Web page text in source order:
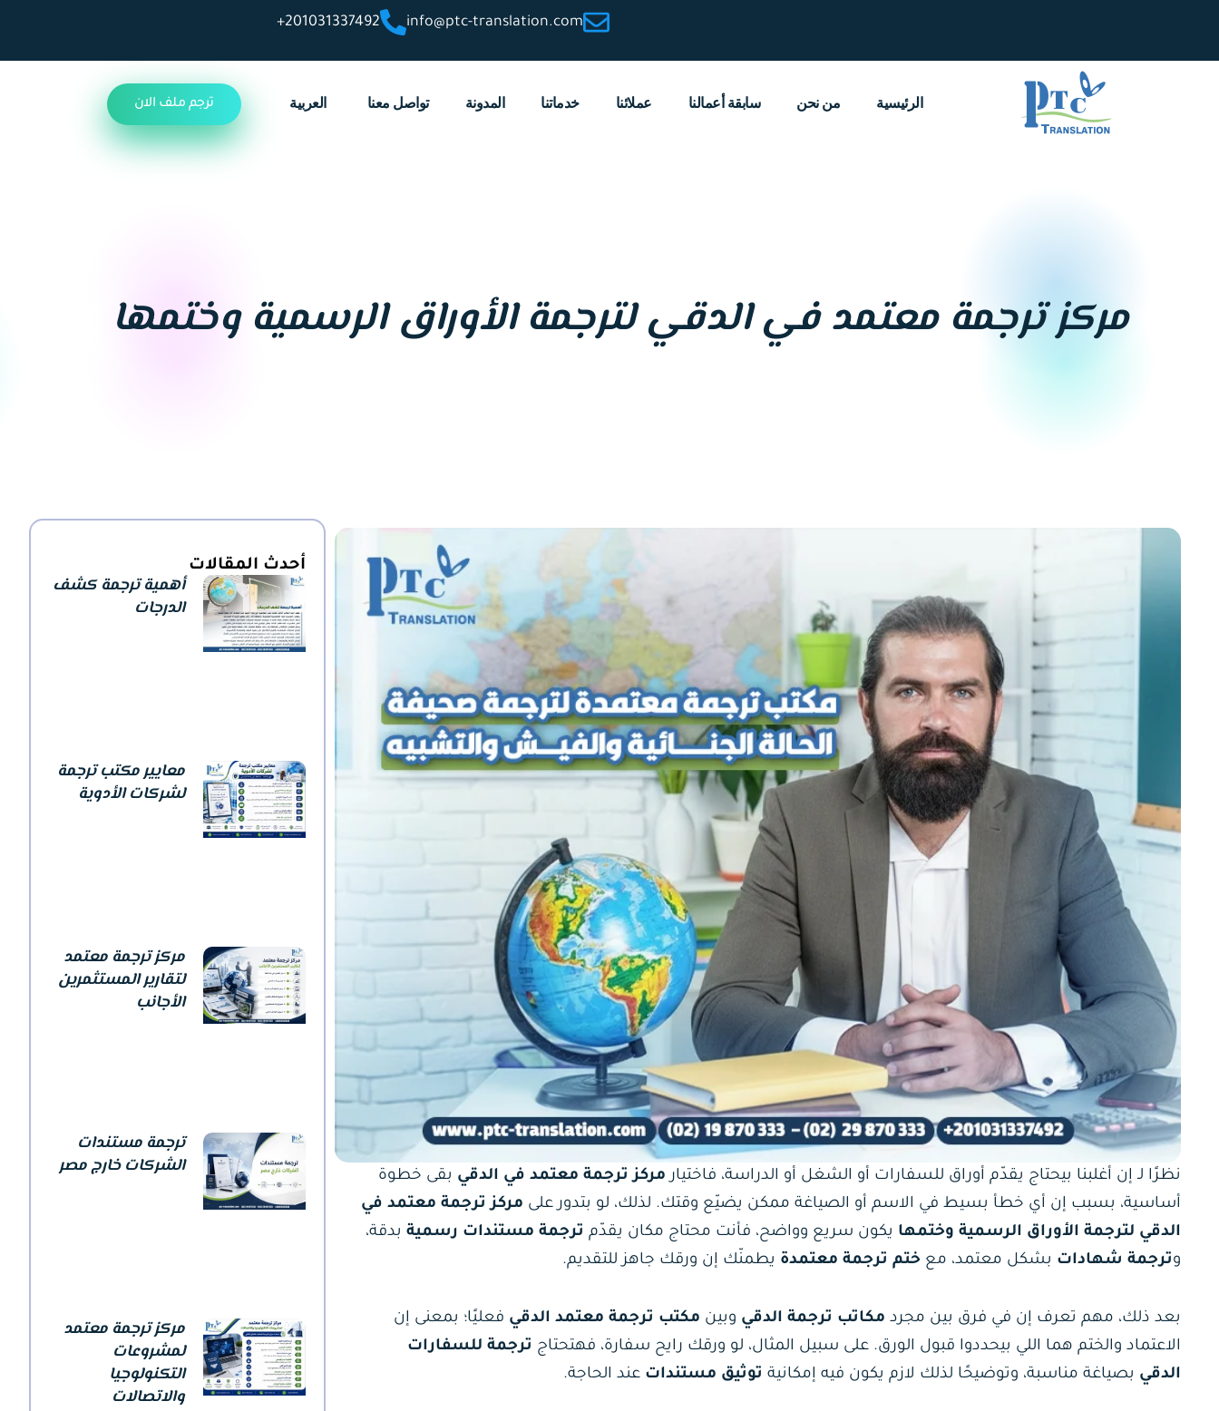
info@ptc-translation.com
201031337492+
الرئيسية من نحن سابقة أعمالنا عملائنا خدماتنا المدونة تواصل معنا العربية ترجم ملف الان
مركز ترجمة معتمد في الدقي لترجمة الأوراق الرسمية وختمها
أحدث المقالات
أهمية ترجمة كشف
الدرجات
معايير مكتب ترجمة
لشركات الأدوية
مركز ترجمة معتمد
لتقارير المستثمرين
الأجانب
ترجمة مستندات
الشركات خارج مصر
مركز ترجمة معتمد
لمشروعات
التكنولوجيا
والاتصالات
نظرًا لـ إن أغلبنا بيحتاج يقدّم أوراق للسفارات أو الشغل أو الدراسة، فاختيار مركز ترجمة معتمد في الدقي بقى خطوة
أساسية، بسبب إن أي خطأ بسيط في الاسم أو الصياغة ممكن يضيّع وقتك. لذلك، لو بتدور على مركز ترجمة معتمد في
الدقي لترجمة الأوراق الرسمية وختمها يكون سريع وواضح، فأنت محتاج مكان يقدّم ترجمة مستندات رسمية بدقة،
وترجمة شهادات بشكل معتمد، مع ختم ترجمة معتمدة يطمنّك إن ورقك جاهز للتقديم.
بعد ذلك، مهم تعرف إن في فرق بين مجرد مكاتب ترجمة الدقي وبين مكتب ترجمة معتمد الدقي فعليًا؛ بمعنى إن
الاعتماد والختم هما اللي بيحددوا قبول الورق. على سبيل المثال، لو ورقك رايح سفارة، فهتحتاج ترجمة للسفارات
الدقي بصياغة مناسبة، وتوضيحًا لذلك لازم يكون فيه إمكانية توثيق مستندات عند الحاجة.